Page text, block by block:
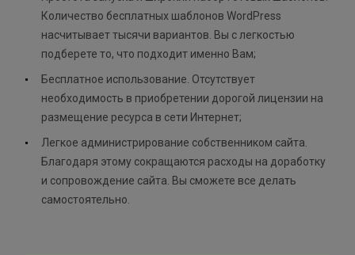
Количество бесплатных шаблонов WordPress
насчитывает тысячи вариантов. Вы с легкостью
подберете то, что подходит именно Вам;
Бесплатное использование. Отсутствует
необходимость в приобретении дорогой лицензии на
размещение ресурса в сети Интернет;
Легкое администрирование собственником сайта.
Благодаря этому сокращаются расходы на доработку
и сопровождение сайта. Вы сможете все делать
самостоятельно.